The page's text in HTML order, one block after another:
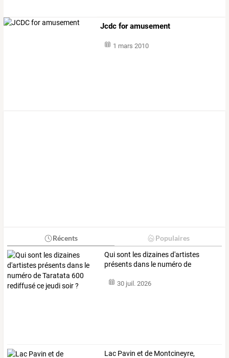
Jcdc for amusement
1 mars 2010
Récents Populaires
Quisont lesdizainesd'artistes
présentsdans le numérode
30 juil. 2026
Lac Pavin et de Montcineyre,